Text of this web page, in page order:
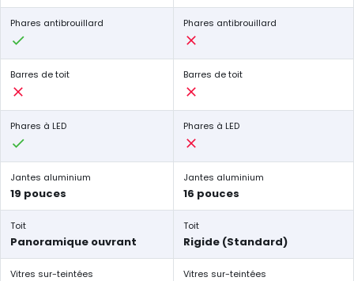
Phares antibrouillard Phares antibrouillard
Barres de toit Barres de toit
Phares à LED Phares à LED
Jantes aluminium
19 pouces
Jantes aluminium
16 pouces
Toit
Panoramique ouvrant
Toit
Rigide (Standard)
Vitres sur-teintées Vitres sur-teintées